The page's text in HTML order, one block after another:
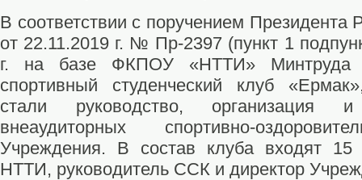
В соответствии с поручением Президента
от 22.11.2019 г. № Пр-2397 (пункт 1
г. на базе ФКПОУ «НТТИ» Минтруда
спортивный студенческий клуб
стали руководство, организация
внеаудиторных спортивно-
Учреждения. В состав клуба входят 15
НТТИ, руководитель ССК и директор